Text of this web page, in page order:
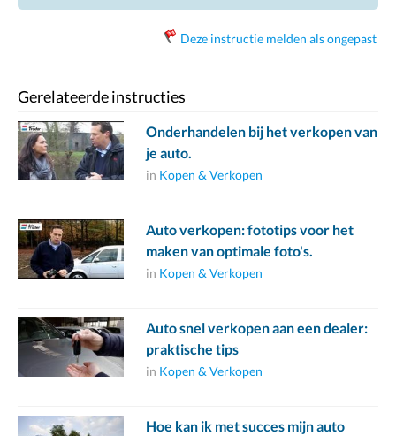
Deze instructie melden als ongepast
Gerelateerde instructies
Onderhandelen bij het verkopen van
je auto.
in Kopen & Verkopen
Auto verkopen: fototips voor het
maken van optimale foto's.
in Kopen & Verkopen
Auto snel verkopen aan een dealer:
praktische tips
in Kopen & Verkopen
Hoe kan ik met succes mijn auto